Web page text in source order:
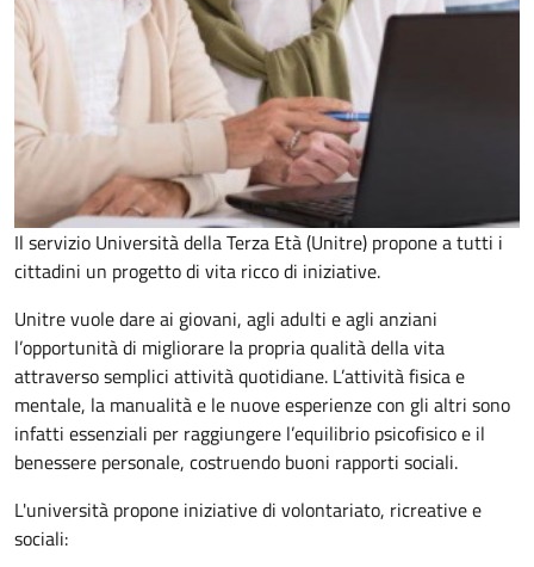
Il servizio Università della Terza Età (Unitre) propone a tutti i
cittadini un progetto di vita ricco di iniziative.
Unitre vuole dare ai giovani, agli adulti e agli anziani
l’opportunità di migliorare la propria qualità della vita
attraverso semplici attività quotidiane. L’attività fisica e
mentale, la manualità e le nuove esperienze con gli altri sono
infatti essenziali per raggiungere l’equilibrio psicofisico e il
benessere personale, costruendo buoni rapporti sociali.
L'università propone iniziative di volontariato, ricreative e
sociali: